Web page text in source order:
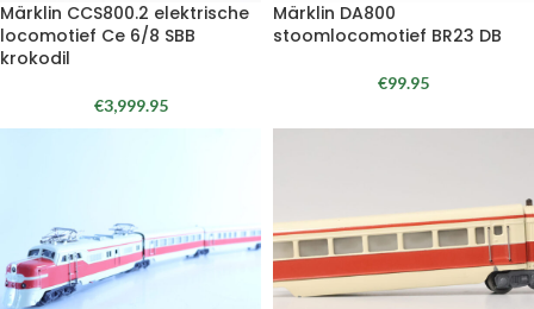
Märklin CCS800.2 elektrische
locomotief Ce 6/8 SBB
krokodil
€3,999.95
Märklin DA800
stoomlocomotief BR23 DB
€99.95